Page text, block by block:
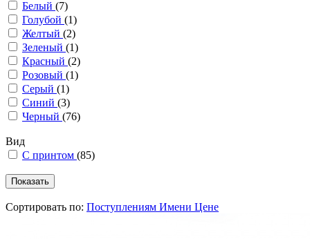
Белый (7)
Голубой (1)
Желтый (2)
Зеленый (1)
Красный (2)
Розовый (1)
Серый (1)
Синий (3)
Черный (76)
Вид
С принтом (85)
Сортировать по: Поступлениям Имени Цене